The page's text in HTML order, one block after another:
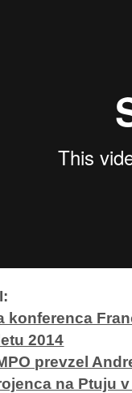
konferenca
2014
prevzel
na Ptuju